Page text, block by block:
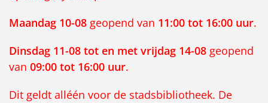
Maandag 10-08 geopend van 11:00 tot 16:00 uur.
Dinsdag 11-08 tot en met vrijdag 14-08 geopend
van 09:00 tot 16:00 uur.
Dit geldt alléén voor de stadsbibliotheek. De